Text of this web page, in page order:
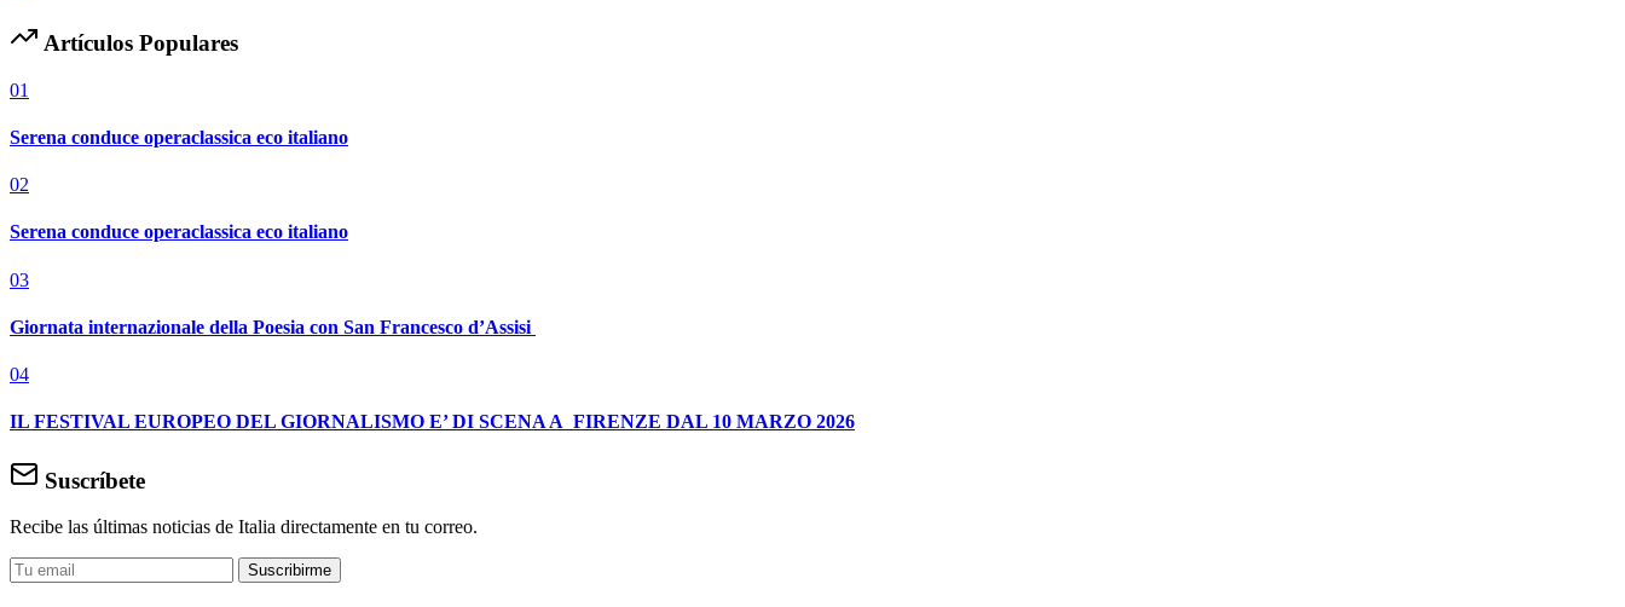
Artículos Populares
01
Serena conduce operaclassica eco italiano
02
Serena conduce operaclassica eco italiano
03
Giornata internazionale della Poesia con San Francesco d’Assisi
04
IL FESTIVAL EUROPEO DEL GIORNALISMO E’ DI SCENA A FIRENZE DAL 10 MARZO 2026
Suscríbete
Recibe las últimas noticias de Italia directamente en tu correo.
Suscribirme